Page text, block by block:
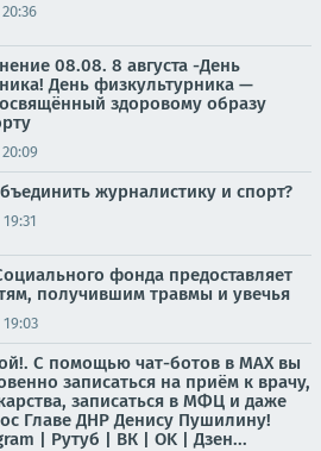
20:36
08.08. 8 августа -День
День физкультурника —
здоровому образу
20:09
журналистику и спорт?
19:31
фонда предоставляет
получившим травмы и увечья
19:03
С помощью чат-ботов в МАХ вы
записаться на приём к врачу,
записаться в МФЦ и даже
Главе ДНР Денису Пушилину!
| Рутуб | ВК | OK | Дзен...